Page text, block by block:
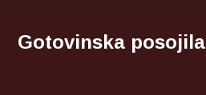
Gotovinska posojila